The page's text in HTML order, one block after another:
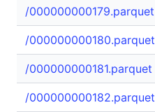
/000000000179.parquet
/000000000180.parquet
/000000000181.parquet
/000000000182.parquet